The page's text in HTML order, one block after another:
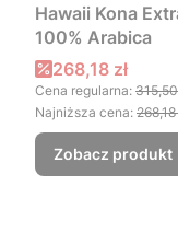
Hawaii Kona
100% Arabica
Cena
268,18 zł
Cena regularna: 315,50
Najniższa cena: 268,18
Zobacz produkt